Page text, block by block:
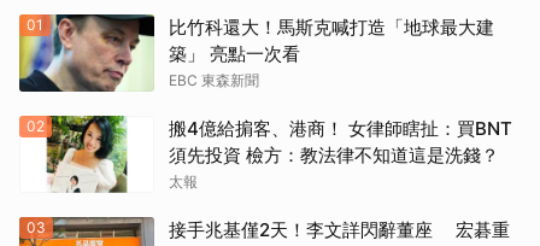
01
比竹科還大！馬斯克喊打造「地球最大建
築」 亮點一次看
EBC 東森新聞
02
搬4億給掮客、港商！ 女律師瞎扯：買BNT
須先投資 檢方：教法律不知道這是洗錢？
太報
03
接手兆基僅2天！李文詳閃辭董座 宏碁重